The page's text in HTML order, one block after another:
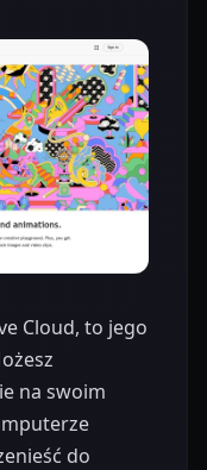
Cloud, to jego
na swoim
do